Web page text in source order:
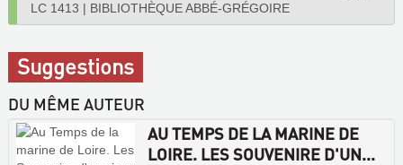
LC 1413 | BIBLIOTHÈQUE ABBÉ-GRÉGOIRE
Suggestions
DU MÊME AUTEUR
AU TEMPS DE LA MARINE DE
LOIRE. LES SOUVENIRE D'UN...